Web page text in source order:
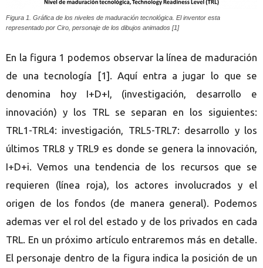
Figura 1. Gráfica de los niveles de maduración tecnológica. El inventor esta
representado por Ciro, personaje de los dibujos animados [1]
En la figura 1 podemos observar la línea de maduración
de una tecnología [1]. Aquí entra a jugar lo que se
denomina hoy I+D+I, (investigación, desarrollo e
innovación) y los TRL se separan en los siguientes:
TRL1-TRL4: investigación, TRL5-TRL7: desarrollo y los
últimos TRL8 y TRL9 es donde se genera la innovación,
I+D+i. Vemos una tendencia de los recursos que se
requieren (línea roja), los actores involucrados y el
origen de los fondos (de manera general). Podemos
ademas ver el rol del estado y de los privados en cada
TRL. En un próximo artículo entraremos más en detalle.
El personaje dentro de la figura indica la posición de un